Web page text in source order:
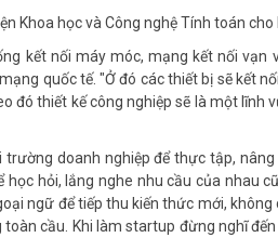
Khoa học và Công nghệ Tính toán cho
kết nối máy móc, mạng kết nối vạn
quốc tế. "Ở đó các thiết bị sẽ kết
đó thiết kế công nghiệp sẽ là một lĩnh
doanh nghiệp để thực tập,
hỏi, lắng nghe nhu cầu của nhau
ngữ để tiếp thu kiến thức mới,
cầu. Khi làm startup đừng nghĩ